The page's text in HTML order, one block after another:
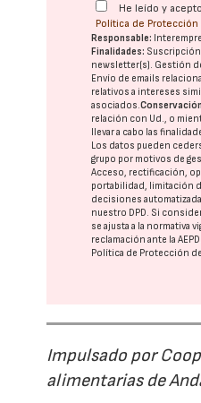
He leído y
Política de Protección
Responsable:
Finalidades: Suscripción
newsletter(s). Gestión
Envío de emails
relativos a intereses
asociados.
relación con Ud., o
llevar a cabo las
Los datos pueden
grupo por motivos de
Acceso, rectificación,
portabilidad, limitación
decisiones
nuestro DPD . Si
se ajusta a la normativa
reclamación ante laAEPD
Política de Protección
Impulsado por
alimentarias de